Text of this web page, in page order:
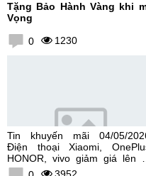
Tặng Bảo Hành Vàng khi
Vọng
0 1230
Tin khuyến mãi 04/05/
Điện thoại Xiaomi,
HONOR, vivo giảm giá lên
300K